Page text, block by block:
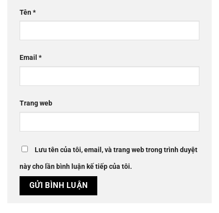
Tên*
Email *
Trang web
Lưu tên của tôi, email, và trang web trong trình duyệt
này cho lần bình luận kế tiếp của tôi.